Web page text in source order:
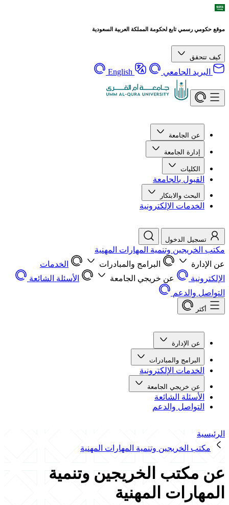
موقع حكومي رسمي تابع لحكومة المملكة العربية السعودية
كيف تتحقق
البريد الجامعي English
عن الجامعة
إدارة الجامعة
الكليات
القبول بالجامعة
البحث والابتكار
الخدمات الإلكترونية
تسجيل الدخول
مكتب الخريجين وتنمية المهارات المهنية
عن الإدارة
البرامج والمبادرات
الخدمات
الإلكترونية
عن خريجي الجامعة
الأسئلة الشائعة
التواصل والدعم
أكثر
عن الإدارة
البرامج والمبادرات
الخدمات الإلكترونية
عن خريجي الجامعة
الأسئلة الشائعة
التواصل والدعم
الرئيسية
مكتب الخريجين وتنمية المهارات المهنية
عن مكتب الخريجين وتنمية
المهارات المهنية